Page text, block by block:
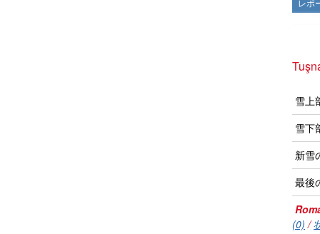
レポ
雪上
雪下
新雪
最後
(0) /